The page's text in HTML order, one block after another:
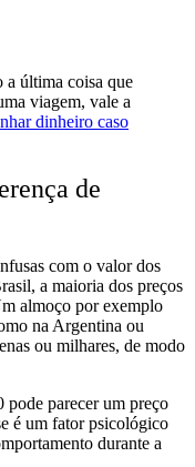
a última coisa que
viagem, vale a
dinheiro caso
de
com o valor dos
a maioria dos preços
almoço por exemplo
na Argentina ou
ou milhares, de modo
pode parecer um preço
é um fator psicológico
durante a